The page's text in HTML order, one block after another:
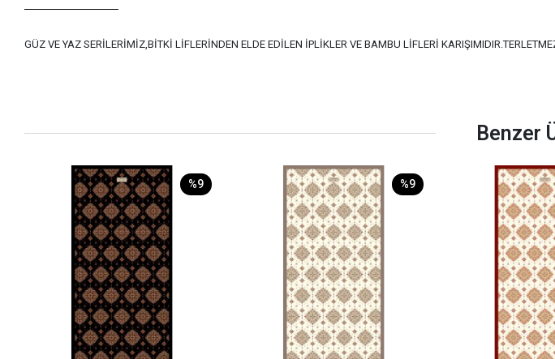
GÜZ VE YAZ SERİLERİMİZ,BİTKİ LİFLERİNDEN ELDE EDİLEN İPLİKLER VE BAMBU LİFLERİ
Benzer
%9 %9